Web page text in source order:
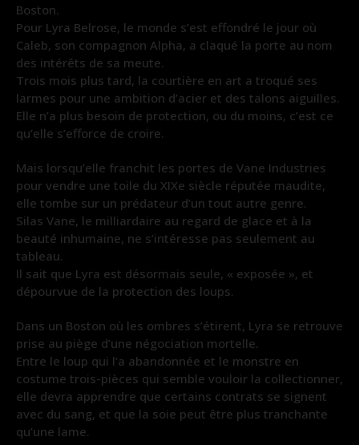
Boston.
Pour Lyra Belrose, le monde s’est effondré le jour où
Caleb, son compagnon Alpha, a claqué la porte au nom
des intérêts de sa meute.
Trois mois plus tard, la courtière en art a troqué ses
larmes pour une ambition d’acier et des talons aiguilles.
Elle n’a plus besoin de protection, ou du moins, c’est ce
qu’elle s’efforce de croire.
Mais lorsqu’elle franchit les portes de Vane Industries
pour vendre une toile du XIXe siècle réputée maudite,
elle tombe sur un prédateur d’un tout autre genre.
Silas Vane, le milliardaire au regard de glace et à la
beauté inhumaine, ne s’intéresse pas seulement au
tableau.
Il sait que Lyra est désormais seule, « exposée », et
dépourvue de la protection des loups.
Dans un Boston où les ombres s’étirent, Lyra se retrouve
prise au piège d’une négociation mortelle.
Entre le loup qui l’a abandonnée et le monstre en
costume trois-pièces qui semble vouloir la collectionner,
elle devra apprendre que certains contrats se signent
avec du sang, et que la soie peut être plus tranchante
qu’une lame.